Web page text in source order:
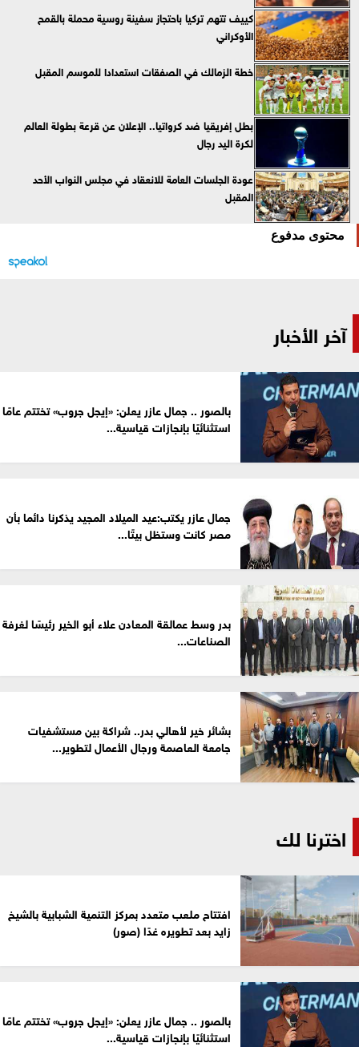
كييف تتهم تركيا باحتجاز سفينة روسية محملة بالقمح
الأوكراني
خطة الزمالك في الصفقات استعدادا للموسم المقبل
بطل إفريقيا ضد كرواتيا.. الإعلان عن قرعة بطولة العالم
لكرة اليد رجال
عودة الجلسات العامة للانعقاد في مجلس النواب الأحد
المقبل
محتوى مدفوع
آخر الأخبار
بالصور .. جمال عازر يعلن: «إيجل جروب» تختتم عامًا
استثنائيًا بإنجازات قياسية...
جمال عازر يكتب:عيد الميلاد المجيد يذكرنا دائما بأن
مصر كانت وستظل بيتًا...
بدر وسط عمالقة المعادن علاء أبو الخير رئيسًا لغرفة
الصناعات...
بشائر خير لأهالي بدر.. شراكة بين مستشفيات
جامعة العاصمة ورجال الأعمال لتطوير...
اخترنا لك
افتتاح ملعب متعدد بمركز التنمية الشبابية بالشيخ
زايد بعد تطويره غدًا (صور)
بالصور .. جمال عازر يعلن: «إيجل جروب» تختتم عامًا
استثنائيًا بإنجازات قياسية...